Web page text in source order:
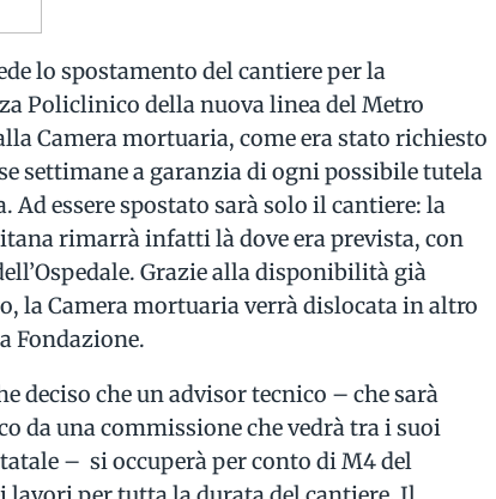
lo spostamento del cantiere per la
Policlinico della nuova linea del Metro
Camera mortuaria, come era stato richiesto
settimane a garanzia di ogni possibile tutela
Ad essere spostato sarà solo il cantiere: la
rimarrà infatti là dove era prevista, con
Grazie alla disponibilità già
la Camera mortuaria verrà dislocata in altro
Fondazione.
deciso che un advisor tecnico – che sarà
da una commissione che vedrà tra i suoi
– si occuperà per conto di M4 del